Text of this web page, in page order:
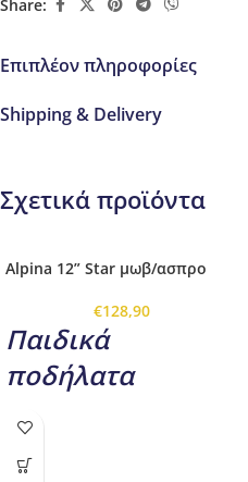
Share:
Επιπλέον πληροφορίες
Shipping & Delivery
Σχετικά προϊόντα
Alpina 12” Star μωβ/ασπρο
€128,90
Παιδικά
ποδήλατα